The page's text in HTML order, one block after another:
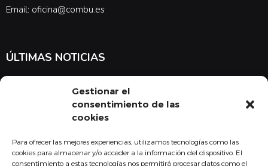
Gestionar el
consentimiento de las
cookies
Para ofrecer las mejores experiencias, utilizamos tecnologías como las
cookies para almacenar y/o acceder a la información del dispositivo. El
consentimiento a estas tecnologías nos permitirá procesar datos como el
Email: oficina@combu.es
ÚLTIMAS NOTICIAS
noticias en cuanto a medicina y el COMBU
Acepto la política de privacidad